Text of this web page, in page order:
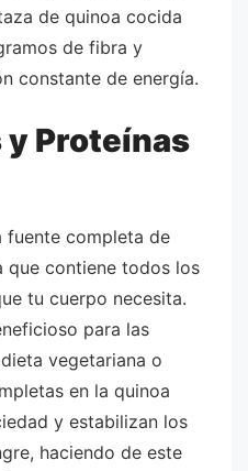
de quinoa cocida
de fibra y
constante de energía.
Proteínas
fuente completa de
que contiene todos los
tu cuerpo necesita.
para las
vegetariana o
en la quinoa
y estabilizan los
haciendo de este